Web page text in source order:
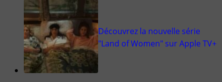
Découvrez la nouvelle série
"Land of Women" sur Apple TV+